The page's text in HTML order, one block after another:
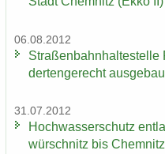
06.08.2012
der­ten­ge­recht
31.07.2012
Hoch­was­ser­schutz
wür­schnitz bis Chem­nitz